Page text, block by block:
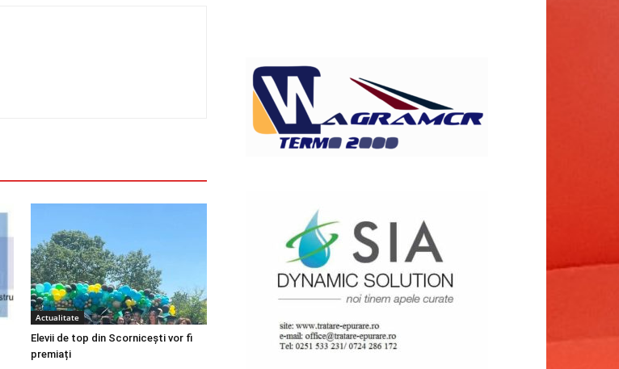
Actualitate
Elevii de top din Scornicești vor fi
premiați